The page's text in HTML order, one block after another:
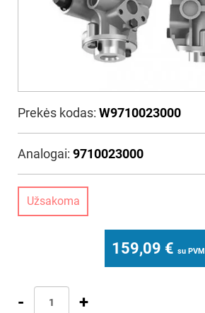
Prekės kodas: W9710023000
Analogai: 9710023000
Užsakoma
159,09 € su PVM
- +